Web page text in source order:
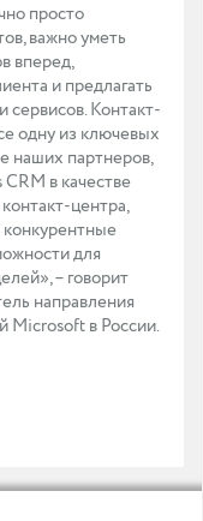
просто
важно уметь
вперед,
и предлагать
сервисов. Контакт-
одну из ключевых
наших партнеров,
в качестве
центра,
для
– говорит
направления
Microsoft в России.